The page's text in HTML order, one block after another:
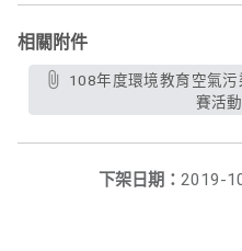
相關附件
賽活
下架日期： 2019-